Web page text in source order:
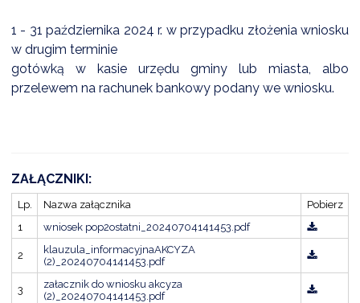
CZYSTE POWIETRZE
1 - 31 października 2024 r. w przypadku złożenia wniosku
w drugim terminie
gotówką w kasie urzędu gminy lub miasta, albo
przelewem na rachunek bankowy podany we wniosku.
ZAŁĄCZNIKI:
Lp. Nazwa załącznika
Pobierz
1
wniosek pop2ostatni_20240704141453.pdf
2
klauzula_informacyjnaAKCYZA
(2)_20240704141453.pdf
3
załacznik do wniosku akcyza
(2)_20240704141453.pdf